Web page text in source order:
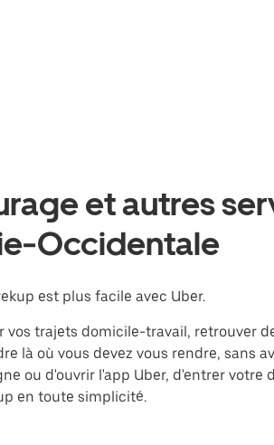
et autres
Occidentale
est plus facile avec Uber.
vos trajets domicile-travail, retrouver
là où vous devez vous rendre, sans
ou d'ouvrir l'app Uber, d'entrer votre
en toute simplicité.